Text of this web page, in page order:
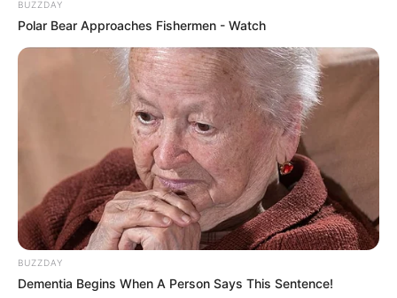
BUZZDAY
Polar Bear Approaches Fishermen - Watch
BUZZDAY
Dementia Begins When A Person Says This Sentence!